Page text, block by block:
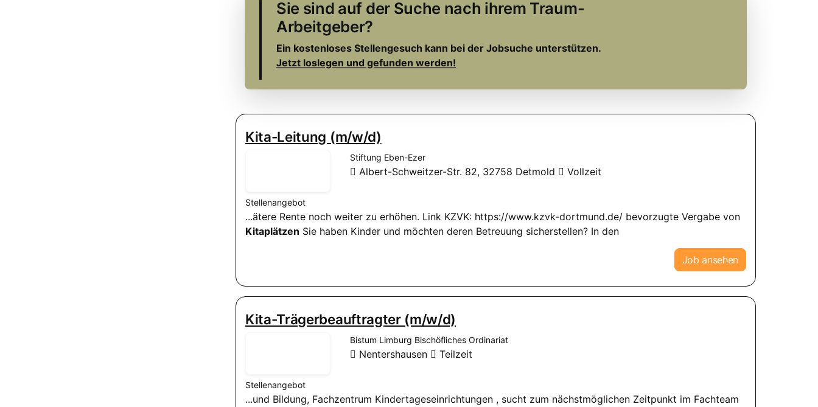
Sie sind auf der Suche nach ihrem Traum-
Arbeitgeber?
Ein kostenloses Stellengesuch kann bei der Jobsuche unterstützen.
Jetzt loslegen und gefunden werden!
Kita-Leitung (m/w/d)
Stiftung Eben-Ezer
Albert-Schweitzer-Str. 82, 32758 Detmold Vollzeit
Stellenangebot
...ätere Rente noch weiter zu erhöhen. Link KZVK: https://www.kzvk-dortmund.de/ bevorzugte Vergabe von
Kitaplätzen Sie haben Kinder und möchten deren Betreuung sicherstellen? In den
Job ansehen
Kita-Trägerbeauftragter (m/w/d)
Bistum Limburg Bischöfliches Ordinariat
Nentershausen Teilzeit
Stellenangebot
...und Bildung, Fachzentrum Kindertageseinrichtungen , sucht zum nächstmöglichen Zeitpunkt im Fachteam